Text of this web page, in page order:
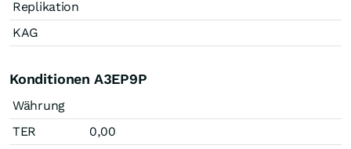
Replikation
KAG
Konditionen A3EP9P
Währung
TER
0,00